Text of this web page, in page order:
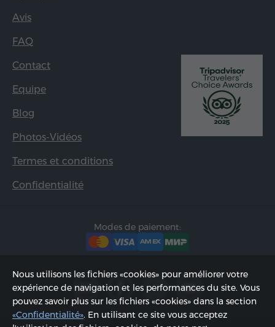
Avis
FAQ
Contact
Equipe
Blog
Photos-Vidéos
Termes et conditions
Confidentialité
Modes de paiement:
Nous utilisons les fichiers «cookies» pour améliorer votre
expérience de navigation et les performances du site. Vous
pouvez savoir plus sur les fichiers «cookies» dans la section
«Confidentialité». En utilisant ce site vous acceptez